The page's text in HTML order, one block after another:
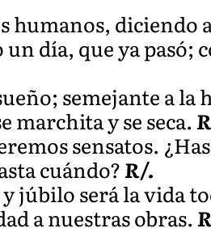
humanos, diciendo
día, que ya pasó;
semejante a la
marchita y se seca.
sensatos.
cuándo?R/.
júbilo será la vida
a nuestras obras.